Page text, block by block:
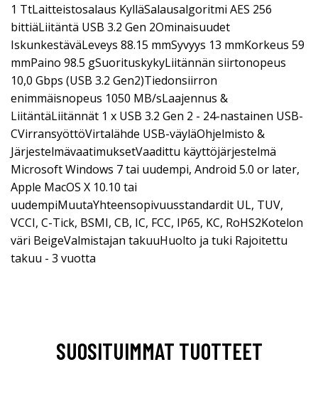
1 TtLaitteistosalaus KylläSalausalgoritmi AES 256
bittiäLiitäntä USB 3.2 Gen 2Ominaisuudet
IskunkestäväLeveys 88.15 mmSyvyys 13 mmKorkeus 59
mmPaino 98.5 gSuorituskykyLiitännän siirtonopeus
10,0 Gbps (USB 3.2 Gen2)Tiedonsiirron
enimmäisnopeus 1050 MB/sLaajennus &
LiitäntäLiitännät 1 x USB 3.2 Gen 2 - 24-nastainen USB-
CVirransyöttöVirtalähde USB-väyläOhjelmisto &
JärjestelmävaatimuksetVaadittu käyttöjärjestelmä
Microsoft Windows 7 tai uudempi, Android 5.0 or later,
Apple MacOS X 10.10 tai
uudempiMuutaYhteensopivuusstandardit UL, TUV,
VCCI, C-Tick, BSMI, CB, IC, FCC, IP65, KC, RoHS2Kotelon
väri BeigeValmistajan takuuHuolto ja tuki Rajoitettu
takuu - 3 vuotta
SUOSITUIMMAT TUOTTEET